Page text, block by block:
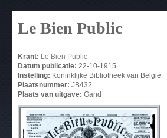
Le Bien Public
Krant: Le Bien Public
Datum publicatie: 22-10-1915
Instelling: Koninklijke Bibliotheek van België
Plaatsnummer: JB432
Plaats van uitgave: Gand